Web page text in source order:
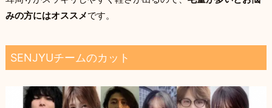
みの方にはオススメです。
SENJYUチームのカット